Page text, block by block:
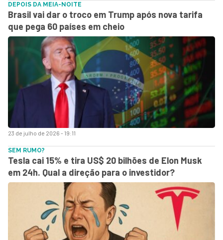
23 de julho de 2026 - 19:11
DEPOIS DA MEIA-NOITE
Brasil vai dar o troco em Trump após nova tarifa
que pega 60 países em cheio
SEM RUMO?
Tesla cai 15% e tira US$ 20 bilhões de Elon Musk
em 24h. Qual a direção para o investidor?